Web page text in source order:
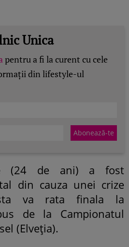
Unica
pentru a fi la curent cu cele
din lifestyle-ul
(24 de ani) a fost
din cauza unei crize
va rata finala la
de la Campionatul
(Elveția).